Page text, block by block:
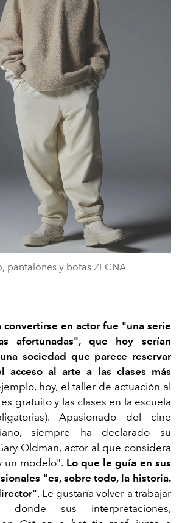
pantalones y botas ZEGNA
en actor fue "una serie
afortunadas", que hoy serían
sociedad que parece reservar
acceso al arte a las clases más
hoy, el taller de actuación al
gratuito y las clases en la escuela
Apasionado del cine
siempre ha declarado su
Oldman, actor al que considera
un modelo". Lo que le guía en sus
"es, sobre todo, la historia.
. Le gustaría volver a trabajar
sus interpretaciones,